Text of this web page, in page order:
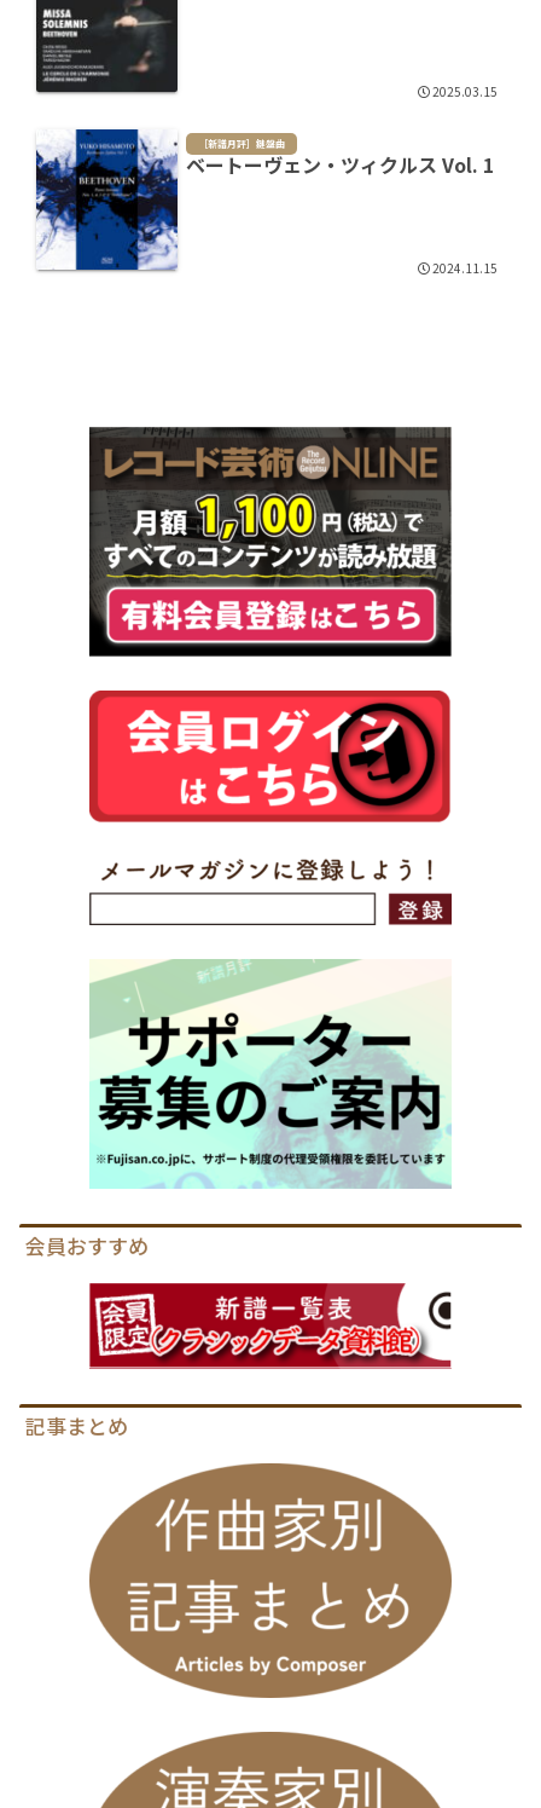
2025.03.15
［新譜月評］鍵盤曲
ベートーヴェン・ツィクルス Vol. 1
2024.11.15
会員おすすめ
記事まとめ